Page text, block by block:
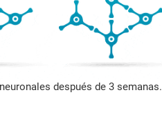
después de 3 semanas.